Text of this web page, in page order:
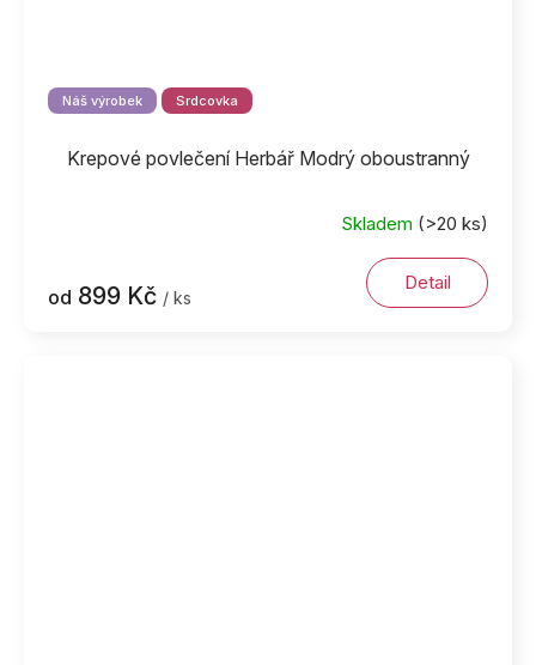
Náš výrobek Srdcovka
Krepové povlečení Herbář Modrý oboustranný
Skladem (>20 ks)
od 899 Kč / ks
Detail